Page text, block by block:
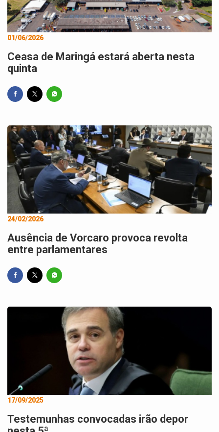
01/06/2026
Ceasa de Maringá estará aberta nesta
quinta
24/02/2026
Ausência de Vorcaro provoca revolta
entre parlamentares
17/09/2025
Testemunhas convocadas irão depor